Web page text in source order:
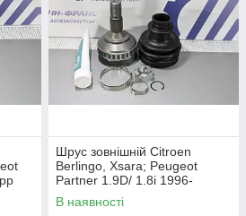
Шрус зовнішній Citroen
Berlingo, Xsara; Peugeot
Partner 1.9D/ 1.8i 1996-
2008рр
В наявності